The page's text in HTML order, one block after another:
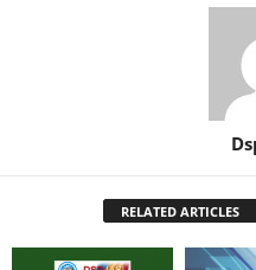
RELATED ARTICLES